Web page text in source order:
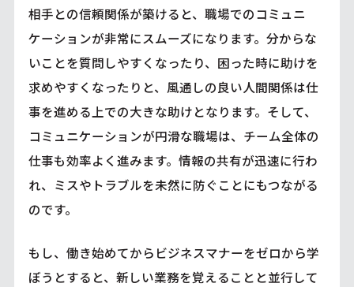
相手との信頼関係が築けると、職場でのコミュニ
ケーションが非常にスムーズになります。分からな
いことを質問しやすくなったり、困った時に助けを
求めやすくなったりと、風通しの良い人間関係は仕
事を進める上での大きな助けとなります。そして、
コミュニケーションが円滑な職場は、チーム全体の
仕事も効率よく進みます。情報の共有が迅速に行わ
れ、ミスやトラブルを未然に防ぐことにもつながる
のです。
もし、働き始めてからビジネスマナーをゼロから学
ぼうとすると、新しい業務を覚えることと並行して